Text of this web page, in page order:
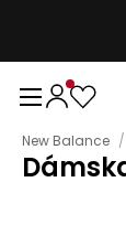
New Balance /